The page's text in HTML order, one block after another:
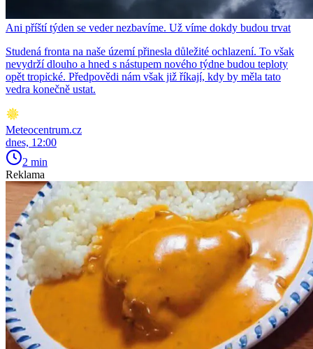
Ani příští týden se veder nezbavíme. Už víme dokdy budou trvat
Studená fronta na naše území přinesla důležité ochlazení. To však
nevydrží dlouho a hned s nástupem nového týdne budou teploty
opět tropické. Předpovědi nám však již říkají, kdy by měla tato
vedra konečně ustat.
Meteocentrum.cz
dnes, 12:00
2 min
Reklama